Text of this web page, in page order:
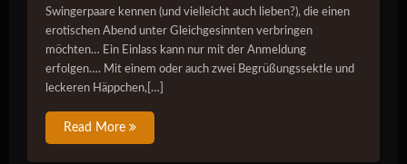
Swingerpaare kennen (und vielleicht auch lieben?), die einen
erotischen Abend unter Gleichgesinnten verbringen
möchten… Ein Einlass kann nur mit der Anmeldung
erfolgen…. Mit einem oder auch zwei Begrüßungssektle und
leckeren Häppchen,[…]
Read More